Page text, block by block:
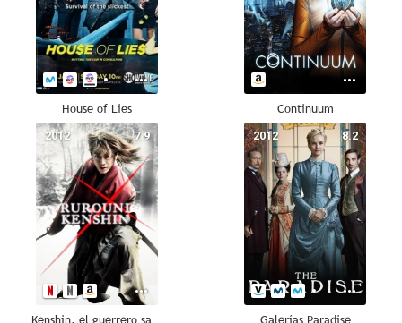
House of Lies Continuum
7.9
2012
Kenshin, el guerrero samurái
8.2
2012
Galerías Paradise